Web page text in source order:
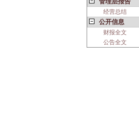
经营总结
公开信息
财报全文
公告全文